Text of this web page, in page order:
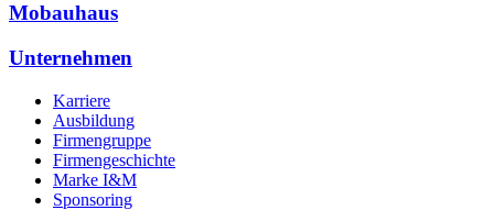
Mobauhaus
Unternehmen
Karriere
Ausbildung
Firmengruppe
Firmengeschichte
Marke I&M
Sponsoring